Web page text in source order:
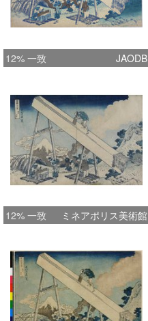
12% 一致 JAODB
12% 一致 ミネアポリス美術館